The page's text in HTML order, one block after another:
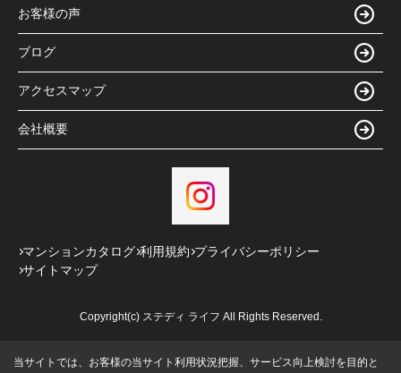
お客様の声
ブログ
アクセスマップ
会社概要
マンションカタログ 利用規約 プライバシーポリシー
サイトマップ
Copyright(c) ステディ ライフ All Rights Reserved.
当サイトでは、お客様の当サイト利用状況把握、サービス向上検討を目的と